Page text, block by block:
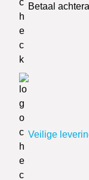
Betaal
Veilige